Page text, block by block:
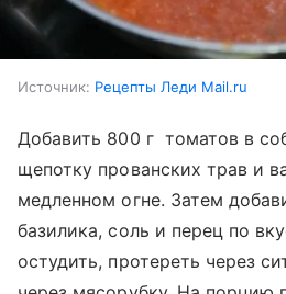
Источник: Рецепты Леди Mail.ru
Добавить 800 г томатов в
щепотку прованских трав и
медленном огне. Затем
базилика, соль и перец по
остудить, протереть через